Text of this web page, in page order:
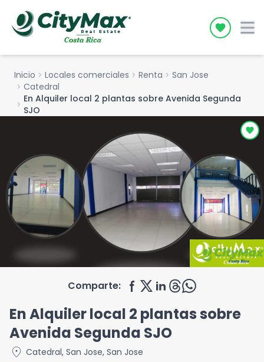
Icon
Inicio chevron_right Locales comerciales chevron_right Renta chevron_right San Jose
chevron_right Catedral
chevron_right En Alquiler local 2 plantas sobre Avenida Segunda
SJO
Comparte:
En Alquiler local 2 plantas sobre
Avenida Segunda SJO
location_on Catedral, San Jose, San Jose